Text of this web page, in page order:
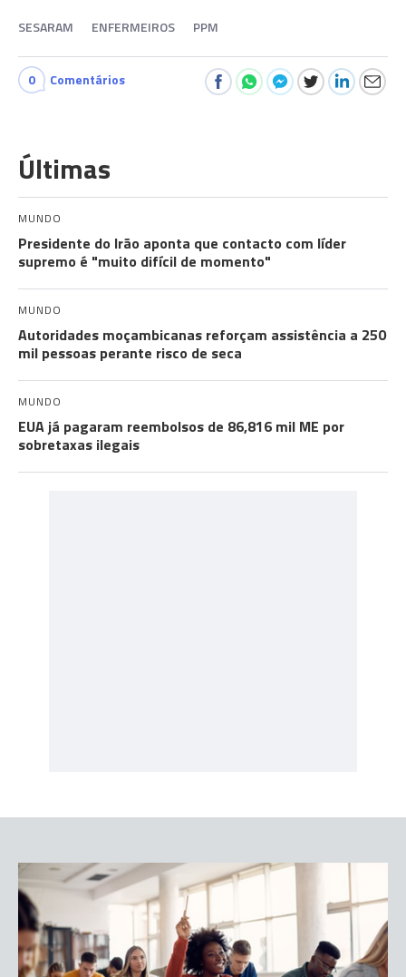
SESARAM ENFERMEIROS PPM
0 Comentários
Últimas
MUNDO
Presidente do Irão aponta que contacto com líder
supremo é "muito difícil de momento"
MUNDO
Autoridades moçambicanas reforçam assistência a 250
mil pessoas perante risco de seca
MUNDO
EUA já pagaram reembolsos de 86,816 mil ME por
sobretaxas ilegais